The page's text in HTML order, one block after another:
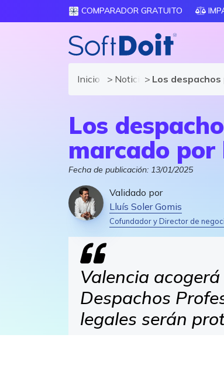
COMPARADOR GRATUITO
Inicio Noticias de software y
Los
Los
marcado por
Fecha de publicación: 13/01/2025
Validado por
Lluís Soler Gomis
Cofundador y Director de
Valencia
Despachos
legales serán